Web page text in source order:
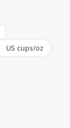
US cups/oz